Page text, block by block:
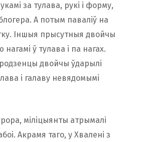
за тулава, рукі і форму,
А потым паваліў на
Іншыя прысутныя двойчы
ў тулава і па нагах.
двойчы ўдарылі
і галаву невядомымі
міліцыянты атрымалі
Акрамя таго, у Хвалені з